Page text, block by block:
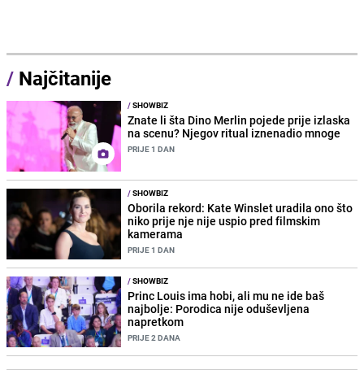
/ Najčitanije
/SHOWBIZ
Znate li šta Dino Merlin pojede prije izlaska
na scenu? Njegov ritual iznenadio mnoge
PRIJE 1 DAN
/SHOWBIZ
Oborila rekord: Kate Winslet uradila ono što
niko prije nje nije uspio pred filmskim
kamerama
PRIJE 1 DAN
/SHOWBIZ
Princ Louis ima hobi, ali mu ne ide baš
najbolje: Porodica nije oduševljena
napretkom
PRIJE 2 DANA